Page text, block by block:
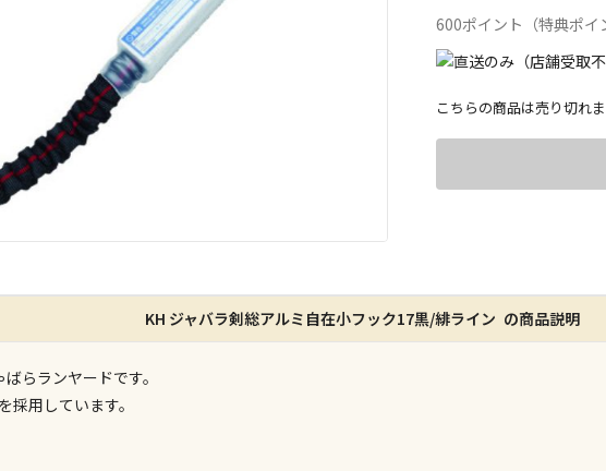
600ポイント（特典ポイ
特定の店舗
ん）
こちらの商品は売り切れ
KH ジャバラ剣総アルミ自在小フック17黒/緋ライン の商品説明
らランヤードです。
用しています。